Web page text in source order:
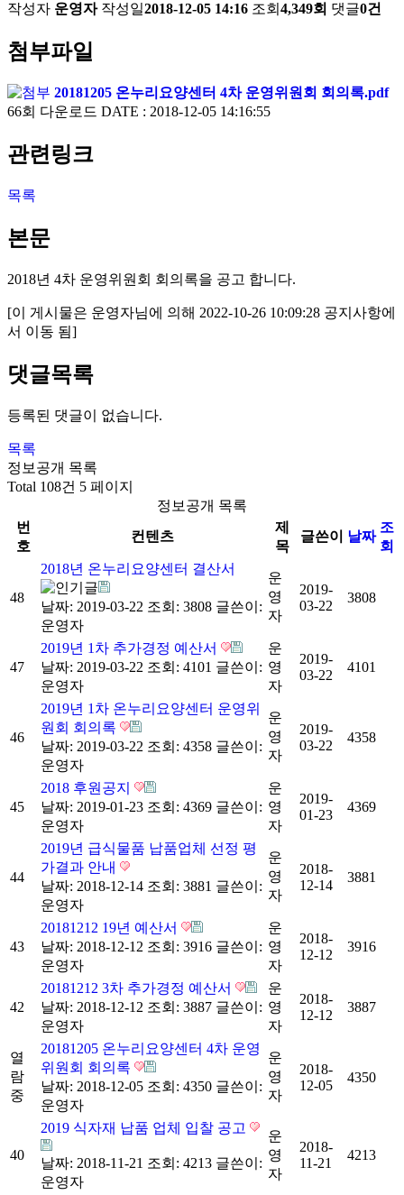
작성자 운영자 작성일2018-12-05 14:16 조회 4,349회 댓글0건
첨부파일
20181205 온누리요양센터 4차 운영위원회 회의록.pdf
66회 다운로드 DATE : 2018-12-05 14:16:55
관련링크
목록
본문
2018년 4차 운영위원회 회의록을 공고 합니다.
[이 게시물은 운영자님에 의해 2022-10-26 10:09:28 공지사항에
서 이동 됨]
댓글목록
등록된 댓글이 없습니다.
목록
정보공개 목록
Total 108건 5 페이지
정보공개 목록
번
호
컨텐츠
제
목
글쓴이 날짜
조
회
48
2018년 온누리요양센터 결산서
날짜: 2019-03-22 조회: 3808 글쓴이:
운영자
운
영
자
2019-
03-22
3808
47
2019년 1차 추가경정 예산서
날짜: 2019-03-22 조회: 4101 글쓴이:
운영자
운
영
자
2019-
03-22
4101
46
2019년 1차 온누리요양센터 운영위
원회 회의록
날짜: 2019-03-22 조회: 4358 글쓴이:
운영자
운
영
자
2019-
03-22
4358
45
2018 후원공지
날짜: 2019-01-23 조회: 4369 글쓴이:
운영자
운
영
자
2019-
01-23
4369
44
2019년 급식물품 납품업체 선정 평
가결과 안내
날짜: 2018-12-14 조회: 3881 글쓴이:
운영자
운
영
자
2018-
12-14
3881
43
20181212 19년 예산서
날짜: 2018-12-12 조회: 3916 글쓴이:
운영자
운
영
자
2018-
12-12
3916
42
20181212 3차 추가경정 예산서
날짜: 2018-12-12 조회: 3887 글쓴이:
운영자
운
영
자
2018-
12-12
3887
열
람
중
20181205 온누리요양센터 4차 운영
위원회 회의록
날짜: 2018-12-05 조회: 4350 글쓴이:
운영자
운
영
자
2018-
12-05
4350
40
2019 식자재 납품 업체 입찰 공고
날짜: 2018-11-21 조회: 4213 글쓴이:
운영자
운
영
자
2018-
11-21
4213